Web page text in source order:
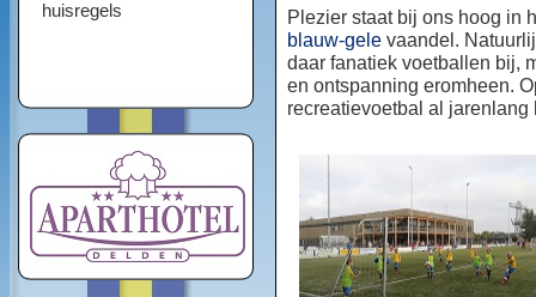
huisregels
Plezier staat bij ons hoog in
blauw-gele vaandel.
daar fanatiek voetballen bij,
en ontspanning eromheen.
recreatievoetbal al jarenlang